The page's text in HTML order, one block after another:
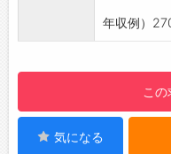
・とび、土
◆屋内作業
・安定した
◆単身者向
年収例）
こ
気になる